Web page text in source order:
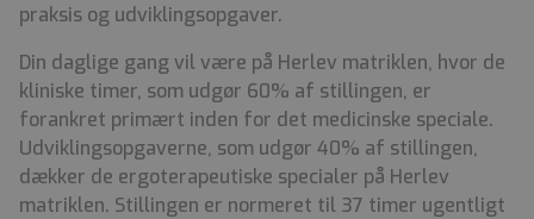
praksis og udviklingsopgaver.
Din daglige gang vil være på Herlev matriklen, hvor de
kliniske timer, som udgør 60% af stillingen, er
forankret primært inden for det medicinske speciale.
Udviklingsopgaverne, som udgør 40% af stillingen,
dækker de ergoterapeutiske specialer på Herlev
matriklen. Stillingen er normeret til 37 timer ugentligt